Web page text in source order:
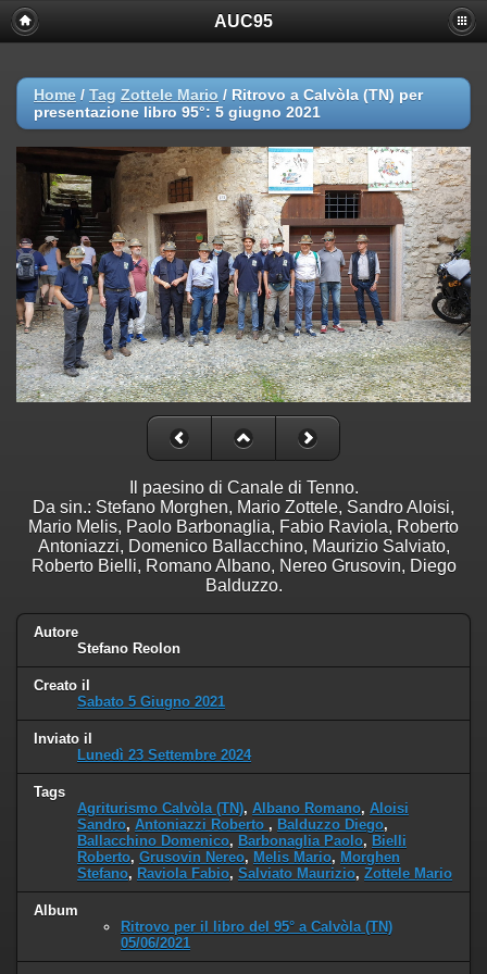
AUC95
Home / Tag Zottele Mario / Ritrovo a Calvòla (TN) per
presentazione libro 95°: 5 giugno 2021
Il paesino di Canale di Tenno.
Da sin.: Stefano Morghen, Mario Zottele, Sandro Aloisi,
Mario Melis, Paolo Barbonaglia, Fabio Raviola, Roberto
Antoniazzi, Domenico Ballacchino, Maurizio Salviato,
Roberto Bielli, Romano Albano, Nereo Grusovin, Diego
Balduzzo.
Autore
Stefano Reolon
Creato il
Sabato 5 Giugno 2021
Inviato il
Lunedì 23 Settembre 2024
Tags
Agriturismo Calvòla (TN), Albano Romano, Aloisi
Sandro, Antoniazzi Roberto , Balduzzo Diego,
Ballacchino Domenico, Barbonaglia Paolo, Bielli
Roberto, Grusovin Nereo, Melis Mario, Morghen
Stefano, Raviola Fabio, Salviato Maurizio, Zottele Mario
Album
Ritrovo per il libro del 95° a Calvòla (TN)
05/06/2021